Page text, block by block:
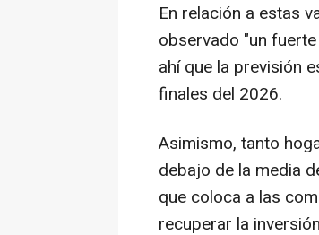
En relación a estas
observado "un
ahí que la previsión
finales del 2026.
Asimismo, tanto
debajo de la media
que coloca a las
recuperar la